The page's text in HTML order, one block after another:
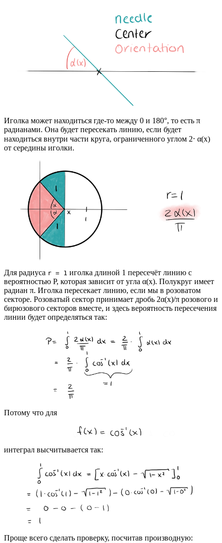
Иголка может находиться где-то между 0 и 180°, то есть π
радианами. Она будет пересекать линию, если будет
находиться внутри части круга, ограниченного углом 2⋅ α(x)
от середины иголки.
Для радиуса r = 1 иголка длиной 1 пересечёт линию с
вероятностью P, которая зависит от угла α(x). Полукруг имеет
радиан π. Иголка пересекает линию, если мы в розоватом
секторе. Розоватый сектор принимает дробь 2α(x)/π розового и
бирюзового секторов вместе, и здесь вероятность пересечения
линии будет определяться так:
Потому что для
интеграл высчитывается так:
Проще всего сделать проверку, посчитав производную: